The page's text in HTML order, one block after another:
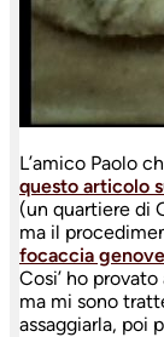
L’amico Paolo
questo articolo
(un quartiere di
ma il
focaccia
Cosi’ ho
ma mi sono
assaggiarla, poi